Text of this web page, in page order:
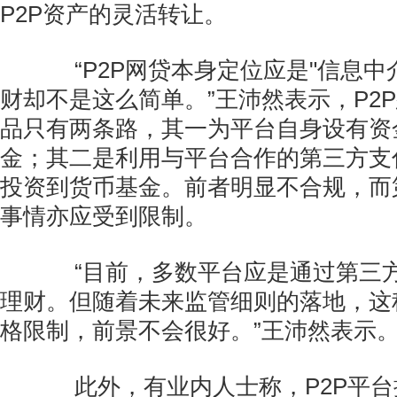
P2P资产的灵活转让。
“P2P网贷本身定位应是"信息中
财却不是这么简单。”王沛然表示，
品只有两条路，其一为平台自身设有
金；其二是利用与平台合作的第三方
投资到货币基金。前者明显不合规，
事情亦应受到限制。
“目前，多数平台应是通过第三
理财。但随着未来监管细则的落地，
格限制，前景不会很好。”王沛然表示
此外，有业内人士称，P2P平台